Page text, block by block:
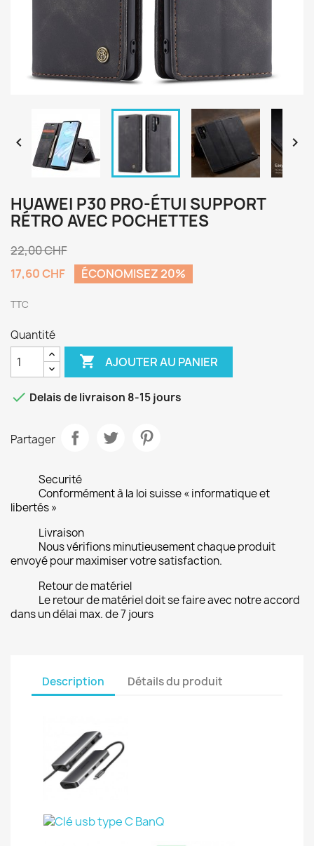
 
HUAWEI P30 PRO-ÉTUI SUPPORT
RÉTRO AVEC POCHETTES
22,00 CHF
17,60 CHF
ÉCONOMISEZ 20%
TTC
Quantité
 AJOUTER AU PANIER
 Delais de livraison 8-15 jours
Partager
Securité
Conformément à la loi suisse « informatique et
libertés »
Livraison
Nous vérifions minutieusement chaque produit
envoyé pour maximiser votre satisfaction.
Retour de matériel
Le retour de matériel doit se faire avec notre accord
dans un délai max. de 7 jours
Description Détails du produit